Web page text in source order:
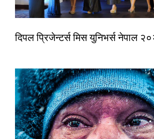
दिपल प्रिजेन्टर्स मिस युनिभर्स नेपाल